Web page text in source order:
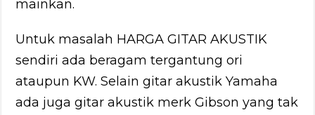
mainkan.
Untuk masalah HARGA GITAR AKUSTIK
sendiri ada beragam tergantung ori
ataupun KW. Selain gitar akustik Yamaha
ada juga gitar akustik merk Gibson yang tak